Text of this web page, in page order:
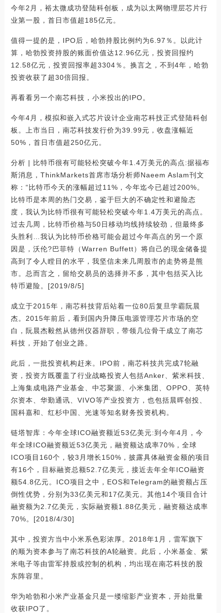
今年2月，裕太微成功登陆科创板，成为以太网物理层芯片行
业第一股，首日市值超185亿元。
值得一提的是，IPO后，哈勃持股比例约为6.97％。以此计
算，哈勃投资持股的账面价值达12.96亿元，投资回报约
12.58亿元，投资回报率超3304％。换言之，不到4年，哈勃
投资收获了超30倍回报。
再看看另一个南芯科技，小米投出的IPO。
今年4月，模拟和嵌入式芯片设计企业南芯科技正式登陆科创
板。上市当日，南芯科技发行价为39.99元，收盘涨幅近
50%，首日市值超250亿元。
分析 | 比特币很有可能轻松突破今年1.4万美元的高点:据福布
斯消息，ThinkMarkets首席市场分析师Naeem Aslam刊文
称：“比特币今天的涨幅超过11%，今年迄今已超过200%。
比特币是本周的热门交易，鉴于巨大的不确定性和避险态
度，我认为比特币很有可能轻松突破今年1.4万美元的高点。
过去几周，比特币价格与50日移动均线持续较劲，但最终多
头胜利…我认为比特币价格可能会超过今年高点的另一个原
因是，沃伦?巴菲特（Warren Buffett）将自己的现金储备提
高到了令人瞠目的水平，我坚信未来几周股市的走势将是熊
市。总而言之，留给交易员的选择并不多，其中包括买入比
特币避险。[2019/8/5]
成立于2015年，南芯科技背后站着一位80后复旦学霸阮晨
杰。2015年前后，看到国内升降压电源管理芯片市场的空
白，阮晨杰毅然从德州仪器辞职，带领几位骨干成立了南芯
科技，开始了创业之路。
此后，一批投资机构赶来。IPO前，南芯科技共完成7轮融
资，投资方既覆盖了行业战略投资人包括Anker、紫米科技、
上海集成电路产业基金、中芯聚源、小米集团、OPPO、英特
尔资本、华勤通讯、VIVO等产业投资方，也包括晨晖创投、
国科嘉和、红杉中国、光速等知名财务投资机构。
链塔智库：今年全球ICO融资额近53亿美元:到今年4月，今
年全球ICO融资额近53亿美元，融资额达成率70%，全球
ICO项目160个，较3月增长150%，披露具体融资金额的项目
有16个，目标融资总额52.7亿美元，接近去年全年ICO融资
额54.8亿元。ICO项目之中，EOS和Telegram的融资额占压
倒性优势，分别为33亿美元和17亿美元。其他14个项目合计
融资额为2.7亿美元，实际融资额1.88亿美元，融资额达成率
70%。[2018/4/30]
其中，投资方当中小米系色彩浓厚。2018年1月，雷军旗下
的顺为资本参与了南芯科技的A轮融资。此后，小米基金、紫
米电子等由雷军持股或控制的机构，均出现在南芯科技的股
东阵容里。
华为哈勃和小米产业基金只是一缕缩影产业资本，开始批量
收获IPO了。